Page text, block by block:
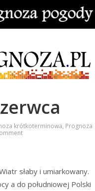
krótkoterminowa, Prognoza
słaby i umiarkowany.
a do południowej Polski